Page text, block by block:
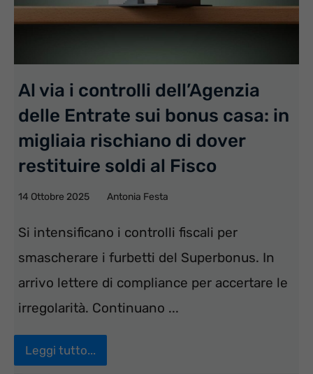
Al via i controlli dell’Agenzia
delle Entrate sui bonus casa: in
migliaia rischiano di dover
restituire soldi al Fisco
14 Ottobre 2025 Antonia Festa
Si intensificano i controlli fiscali per
smascherare i furbetti del Superbonus. In
arrivo lettere di compliance per accertare le
irregolarità. Continuano ...
Leggi tutto...